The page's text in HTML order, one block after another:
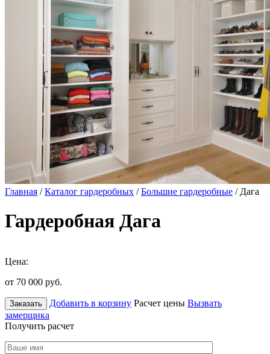
Главная /Каталог гардеробных /Большие гардеробные / Дага
Гардеробная Дага
Цена:
от 70 000 руб.
Заказать Добавить в корзину Расчет цены Вызвать
замерщика
Получить расчет